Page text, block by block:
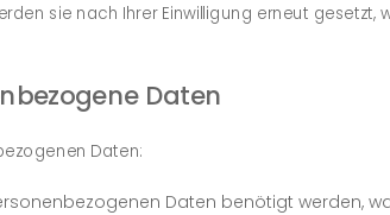
sie nach Ihrer Einwilligung erneut gesetzt,
Daten
Daten:
Daten benötigt werden,